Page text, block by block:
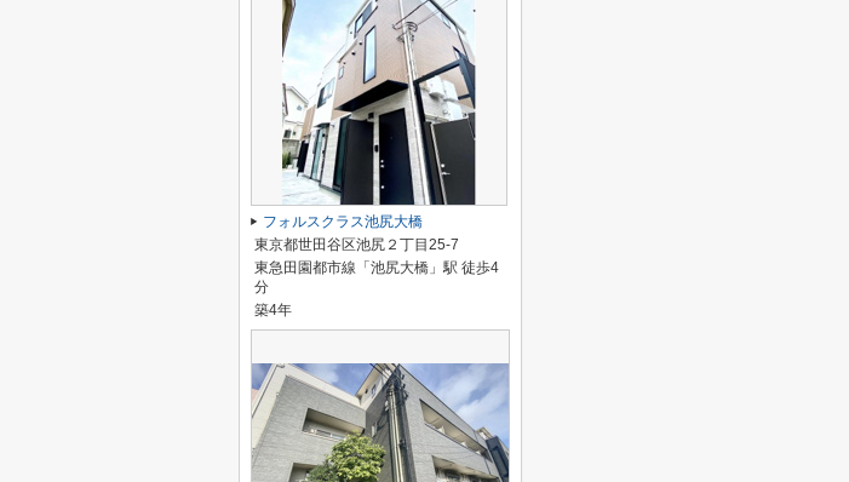
フォルスクラス池尻大橋
東京都世田谷区池尻２丁目25-7
東急田園都市線「池尻大橋」駅 徒歩4
分
築4年